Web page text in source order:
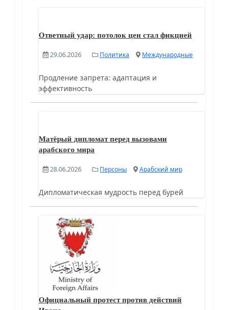
Ответный удар: потолок цен стал фикцией
29.06.2026 Политика Международные
Продление запрета: адаптация и
эффективность
Матёрый дипломат перед вызовами
арабского мира
28.06.2026 Персоны Арабский мир
Дипломатическая мудрость перед бурей
Официальный протест против действий